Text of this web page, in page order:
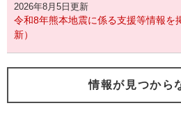
2026年8月5日更新
令和8年熊本地震に係る支援等情報を
新）
情報が見つから